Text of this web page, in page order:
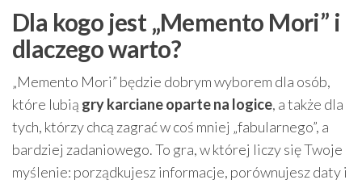
Dla kogo jest „Memento Mori” i
dlaczego warto?
„Memento Mori” będzie dobrym wyborem dla osób,
które lubią gry karciane oparte na logice, a także dla
tych, którzy chcą zagrać w coś mniej „fabularnego”, a
bardziej zadaniowego. To gra, w której liczy się Twoje
myślenie: porządkujesz informacje, porównujesz daty i